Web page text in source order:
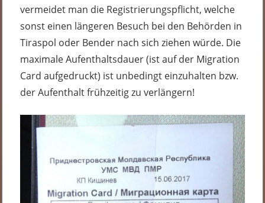
vermeidet man die Registrierungspflicht, welche
sonst einen längeren Besuch bei den Behörden in
Tiraspol oder Bender nach sich ziehen würde. Die
maximale Aufenthaltsdauer (ist auf der Migration
Card aufgedruckt) ist unbedingt einzuhalten bzw.
der Aufenthalt frühzeitig zu verlängern!